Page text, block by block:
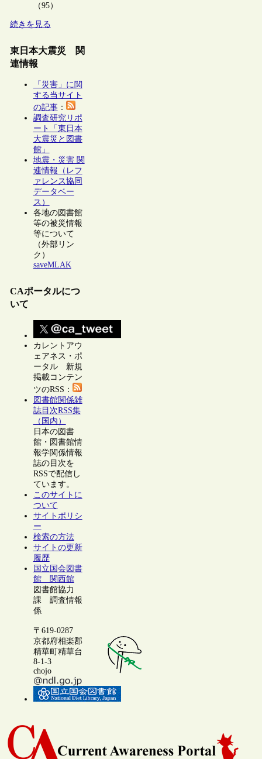
（95）
続きを見る
東日本大震災 関
連情報
「災害」に関
する当サイト
の記事：
調査研究リポ
ート「東日本
大震災と図書
館」
地震・災害 関
連情報（レフ
ァレンス協同
データベー
ス）
各地の図書館
等の被災情報
等について
（外部リン
ク）
saveMLAK
CAポータルにつ
いて
カレントアウ
ェアネス・ポ
ータル 新規
掲載コンテン
ツのRSS：
図書館関係雑
誌目次RSS集
（国内）
日本の図書
館・図書館情
報学関係情報
誌の目次を
RSSで配信し
ています。
このサイトに
ついて
サイトポリシ
ー
検索の方法
サイトの更新
履歴
国立国会図書
館 関西館
図書館協力
課 調査情報
係
〒619-0287
京都府相楽郡
精華町精華台
8-1-3
chojo